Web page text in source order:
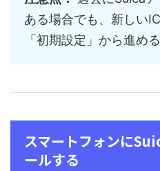
ある場合でも、新しい
「初期設定」から進め
スマートフォンに
ールする